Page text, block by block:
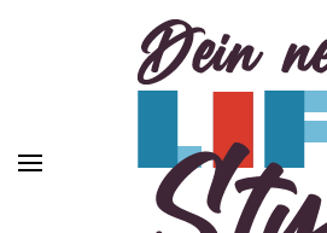
Dein neuer